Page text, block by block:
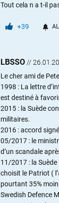
Tout cela n a t-il
+39
LBSSO //
Le cher ami de
1998 : La lettre
est destiné à
2015 : la Suède
militaires.
2016 : accord
05/2017 : le
d’un scandale
11/2017 : la Suède
choisit le Patriot (
pourtant 35%
Swedish Defence